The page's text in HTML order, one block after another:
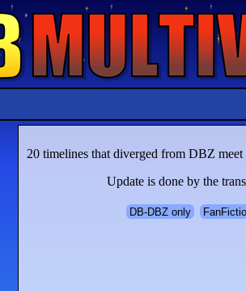
20 timelines that diverged from DBZ
Update is done by the
DB-DBZ only